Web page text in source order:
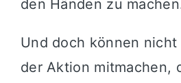
den Händen zu
Und doch können
der Aktion mitmachen,